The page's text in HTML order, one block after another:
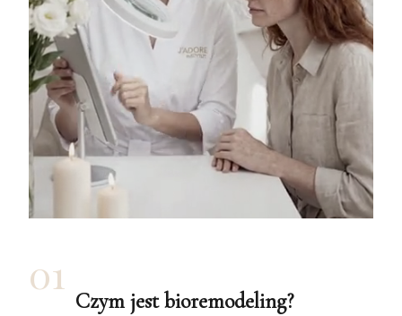
01
Czym jest bioremodeling?